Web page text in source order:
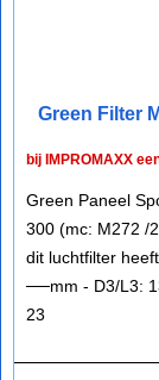
Green Filter
bij IMPROMAXX
Green Paneel
300 (mc: M272 /
dit luchtfilter
──mm - D3/L3:
23